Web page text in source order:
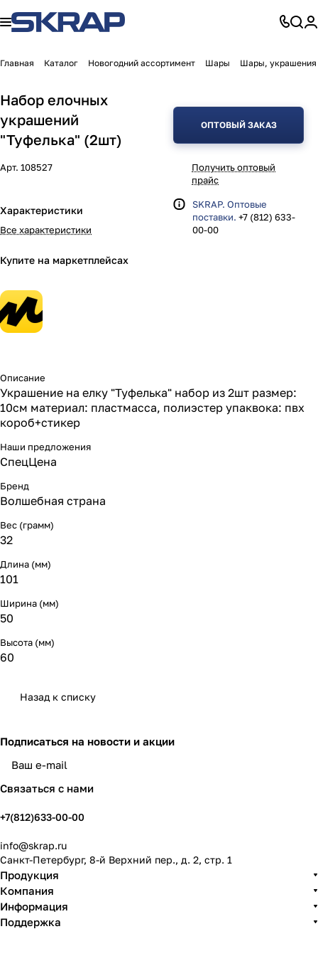
Главная Каталог Новогодний ассортимент Шары Шары, украшения
Набор елочных
украшений
"Туфелька" (2шт)
Арт. 108527
Характеристики
Все характеристики
Купите на маркетплейсах
ОПТОВЫЙ ЗАКАЗ
Получить оптовый
прайс
SKRAP. Оптовые
поставки. +7 (812) 633-
00-00
Описание
Украшение на елку "Туфелька" набор из 2шт размер:
10см материал: пластмасса, полиэстер упаквока: пвх
короб+стикер
Наши предложения
СпецЦена
Бренд
Волшебная страна
Вес (грамм)
32
Длина (мм)
101
Ширина (мм)
50
Высота (мм)
60
Назад к списку
Подписаться на новости и акции
Связаться с нами
+7(812)633-00-00
info@skrap.ru
Санкт-Петербург, 8-й Верхний пер., д. 2, стр. 1
Продукция
Компания
Информация
Поддержка